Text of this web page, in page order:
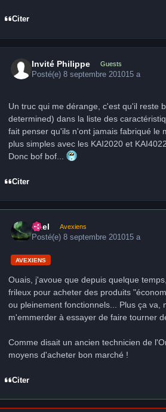
Citer
Invité Philippe Guests
Posté(e)8 septembre 201015 a
Un truc qui me dérange, c'est qu'il reste
determined) dans la liste des
fait penser qu'ils n'ont jamais fabriqué le
plus simples avec les KAI2020 et
Donc bof bof...
Citer
Axel Avexiens
Posté(e)8 septembre 201015 a
AVEXIENS
Ouais, j'avoue que depuis quelque
frileux pour acheter des produits
ou pleinement fonctionnels... Plus ça va,
m'emmerder à essayer de faire tourner
Comme disait un ancien technicien de
moyens d'acheter bon marché !
Citer